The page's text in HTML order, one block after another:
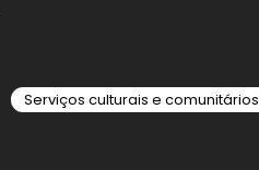
Serviços culturais e comunitários